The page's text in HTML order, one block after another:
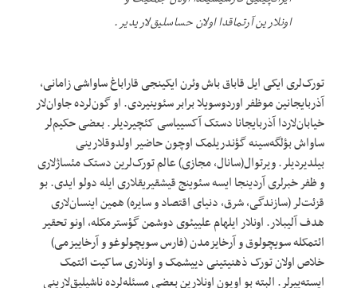
اونلارین آرتماقدا اولان حساسلیق‌لاریدیر.
تورک‌لری ایکی ایل قاباق باش وئرن ایکینجی قاراباغ ساواشی زامانی،
آذربایجانین موظفر اوردوسویلا برابر سئوینیردی. او گون‌لرده جاوان‌لار
خیابان‌لاردا آذربایجانا دستک آکسییاسی کئچیردیلر. بعضی حکیم‌لر
ساواش بؤلگه‌سینه گؤندریلمک اوچون حاضیر اولدوقلارینی
بیلدیردیلر. ویرتوال(سانال، مجازی) عالم تورک‌لرین دستک مئساژلاری
و ظفر خبرلری آردینجا ایسه سئوینج قیشقیریقلاری ایله دولو ایدی. بو
قزئت‌لر (سازندگی، شرق، دنیای اقتصاد و سایره) همین اینسان‌لاری
هدف آلیبلار. اونلار ایلهام علییئوی دوشمن گؤسترمکله، اونو تحقیر
ائتمکله سویچولوق و آرخایزمدن (فارس سویچولوغو و آرخاییزمی)
خلاص اولان تورک ذهنیتینی دییشمک و اونلاری ساکیت ائتمک
ایسته‌ییرلر. البته بو اویون اونلارین بعضی مسئله‌لرده ناشیلیق‌لارینی